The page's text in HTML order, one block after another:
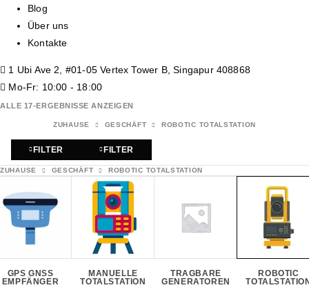
Blog
Über uns
Kontakte
1 Ubi Ave 2, #01-05 Vertex Tower B, Singapur 408868
Mo-Fr: 10:00 - 18:00
ALLE 17-ERGEBNISSE ANZEIGEN
ZUHAUSE GESCHÄFT ROBOTIC TOTALSTATION
FILTER FILTER
ZUHAUSE GESCHÄFT ROBOTIC TOTALSTATION
GPS GNSS
EMPFÄNGER
MANUELLE
TOTALSTATION
TRAGBARE
GENERATOREN
ROBOTIC